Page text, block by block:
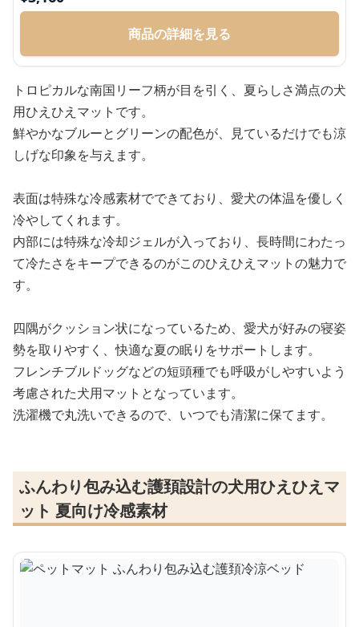
商品の詳細を見る
トロピカルな南国リーフ柄が目を引く、夏らしさ満点の犬
用ひえひえマットです。
鮮やかなブルーとグリーンの配色が、見ているだけでも涼
しげな印象を与えます。
表面は特殊な冷感素材でできており、愛犬の体温を優しく
冷やしてくれます。
内部には特殊な冷却ジェルが入っており、長時間にわたっ
て冷たさをキープできるのがこのひえひえマットの魅力で
す。
四隅がクッション状になっているため、愛犬が好みの寝姿
勢を取りやすく、快適な夏の眠りをサポートします。
フレンチブルドッグなどの短頭種でも呼吸がしやすいよう
考慮された犬用マットとなっています。
洗濯機で丸洗いできるので、いつでも清潔に保てます。
ふんわり包み込む護頚設計の犬用ひえひえマ
ット 夏向け冷感素材